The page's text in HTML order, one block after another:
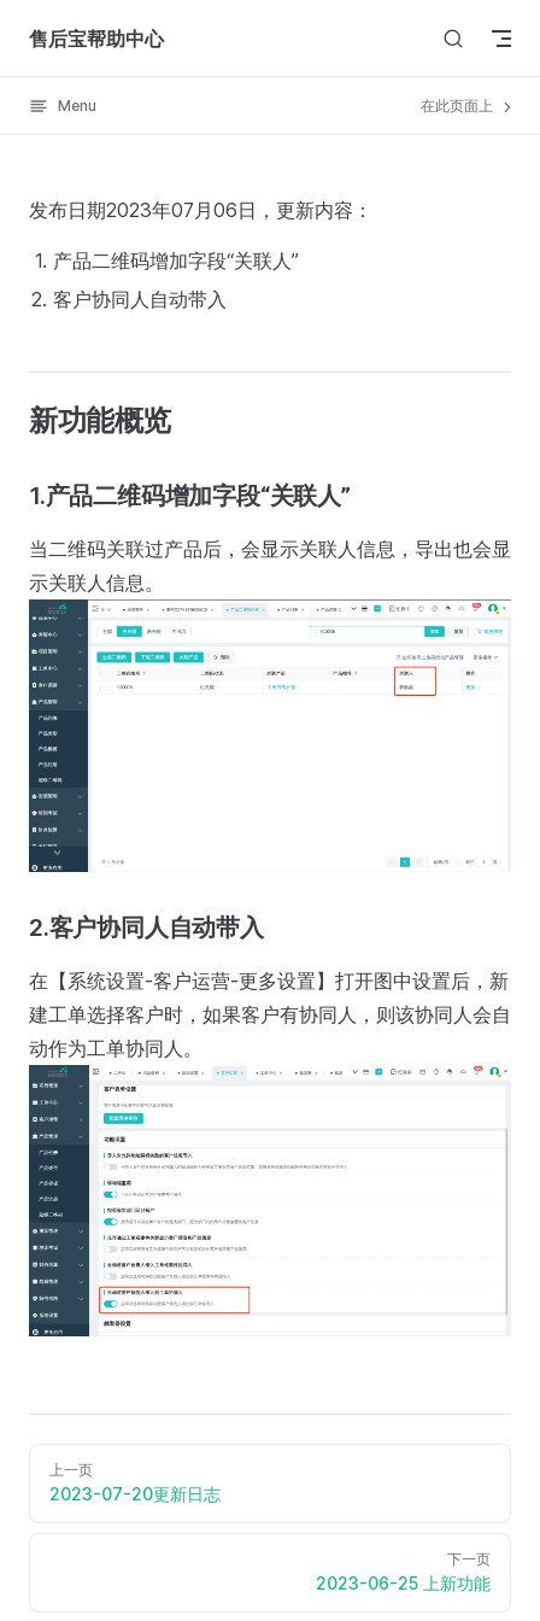
Skip to content
售后宝帮助中心
Menu 在此页面上
发布日期2023年07月06日，更新内容：
产品二维码增加字段“关联人”
客户协同人自动带入
新功能概览
1.产品二维码增加字段“关联人”
当二维码关联过产品后，会显示关联人信息，导出也会显
示关联人信息。
2.客户协同人自动带入
在【系统设置-客户运营-更多设置】打开图中设置后，新
建工单选择客户时，如果客户有协同人，则该协同人会自
动作为工单协同人。
上一页
2023-07-20更新日志
下一页
2023-06-25 上新功能